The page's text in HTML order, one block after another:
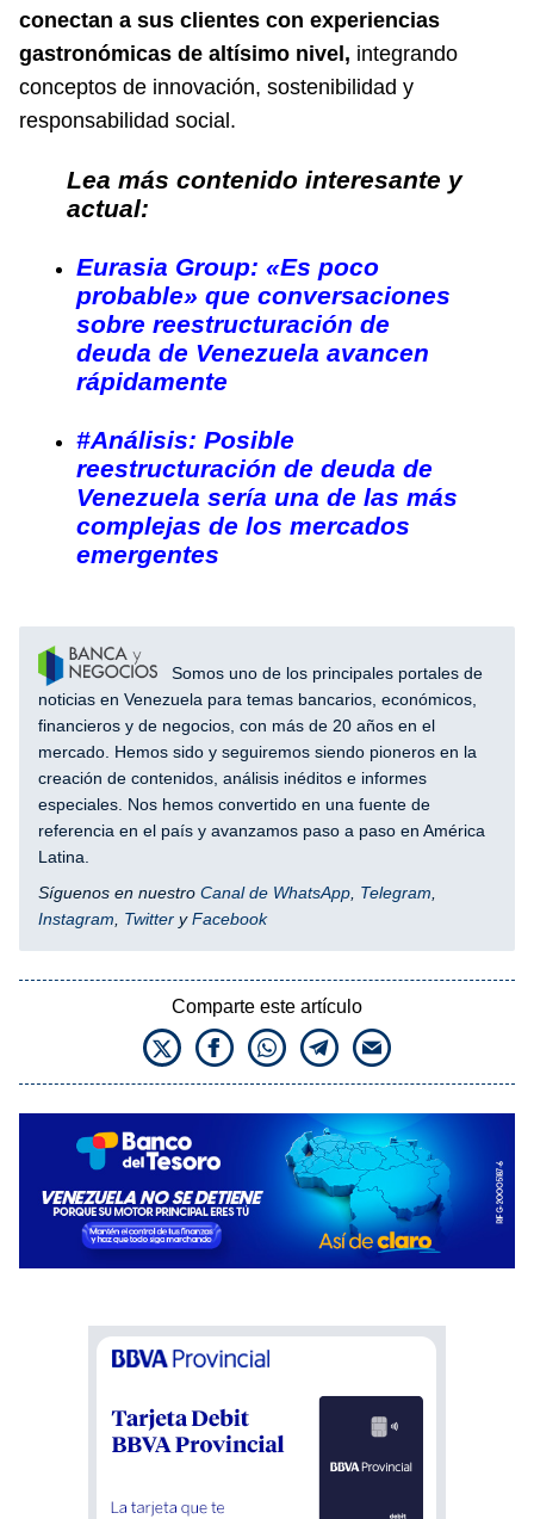
conectan a sus clientes con experiencias
gastronómicas de altísimo nivel, integrando
conceptos de innovación, sostenibilidad y
responsabilidad social.
Lea más contenido interesante y
actual:
Eurasia Group: «Es poco
probable» que conversaciones
sobre reestructuración de
deuda de Venezuela avancen
rápidamente
#Análisis: Posible
reestructuración de deuda de
Venezuela sería una de las más
complejas de los mercados
emergentes
Somos uno de los principales portales de
noticias en Venezuela para temas bancarios, económicos,
financieros y de negocios, con más de 20 años en el
mercado. Hemos sido y seguiremos siendo pioneros en la
creación de contenidos, análisis inéditos e informes
especiales. Nos hemos convertido en una fuente de
referencia en el país y avanzamos paso a paso en América
Latina.
Síguenos en nuestro Canal de WhatsApp Telegram
Instagram
Twitter yFacebook
Comparte este artículo